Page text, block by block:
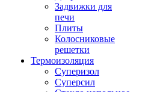
Задвижки для
печи
Плиты
Колосниковые
решетки
Термоизоляция
Суперизол
Суперсил